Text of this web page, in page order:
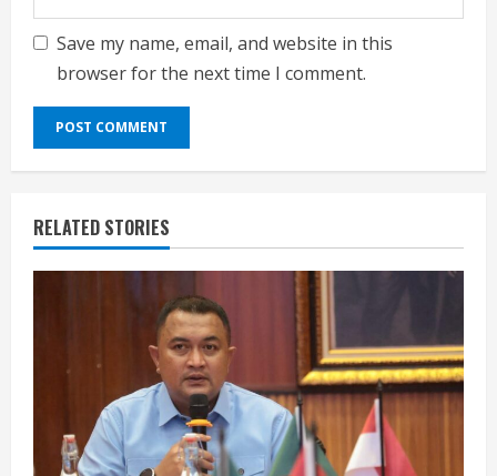
Save my name, email, and website in this
browser for the next time I comment.
RELATED STORIES